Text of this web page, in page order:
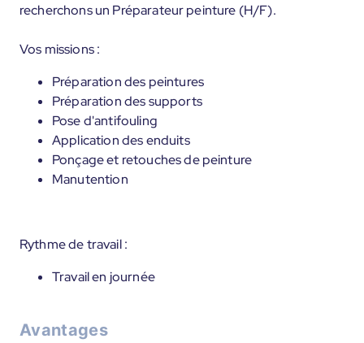
recherchons un Préparateur peinture (H/F).
Vos missions :
Préparation des peintures
Préparation des supports
Pose d'antifouling
Application des enduits
Ponçage et retouches de peinture
Manutention
Rythme de travail :
Travail en journée
Avantages